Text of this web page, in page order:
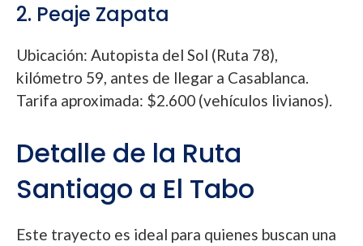
2. Peaje Zapata
Ubicación: Autopista del Sol (Ruta 78),
kilómetro 59, antes de llegar a Casablanca.
Tarifa aproximada: $2.600 (vehículos livianos).
Detalle de la Ruta
Santiago a El Tabo
Este trayecto es ideal para quienes buscan una